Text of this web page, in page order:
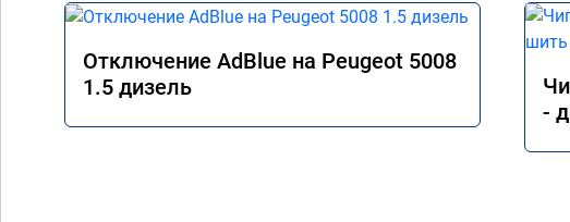
Отключение AdBlue на Peugeot 5008
1.5 дизель
-